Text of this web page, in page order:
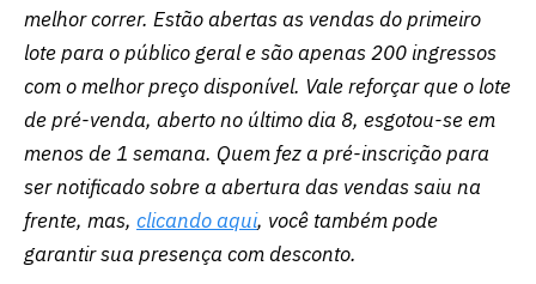
melhor correr. Estão abertas as vendas do primeiro
lote para o público geral e são apenas 200 ingressos
com o melhor preço disponível. Vale reforçar que o lote
de pré-venda, aberto no último dia 8, esgotou-se em
menos de 1 semana. Quem fez a pré-inscrição para
ser notificado sobre a abertura das vendas saiu na
frente, mas, clicando aqui, você também pode
garantir sua presença com desconto.